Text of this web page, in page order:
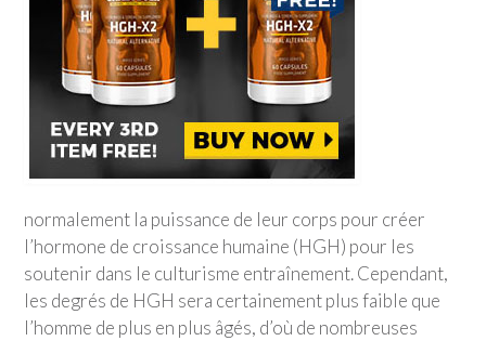
normalement la puissance de leur corps pour créer
l’hormone de croissance humaine (HGH) pour les
soutenir dans le culturisme entraînement. Cependant,
les degrés de HGH sera certainement plus faible que
l’homme de plus en plus âgés, d’où de nombreuses